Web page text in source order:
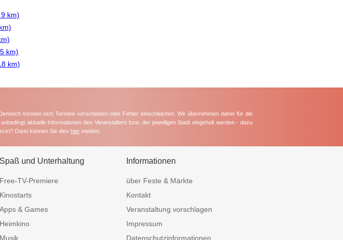
km)
km)
km)
können sich Termine verschieben oder Fehler einschleichen. Wir übernehmen daher für die
aktuelle Informationen des Veranstalters bzw. der jeweiligen Stadt eingeholt werden - dazu
Dann können Sie dies hier melden.
Spaß und Unterhaltung
Free-TV-Premiere
Kinostarts
Apps & Games
Heimkino
Musik
Informationen
über Feste & Märkte
Kontakt
Veranstaltung vorschlagen
Impressum
Datenschutzinformationen